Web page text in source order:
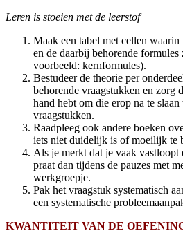
Leren is stoeien met de leerstof
Maak een tabel met cellen
en de daarbij behorende
voorbeeld: kernformules).
Bestudeer de theorie per
behorende vraagstukken en zorg
hand hebt om die erop na te
vraagstukken.
Raadpleeg ook andere boeken
iets niet duidelijk is of moeilijk te
Als je merkt dat je vaak vastloopt
praat dan tijdens de pauzes met
werkgroepje.
Pak het vraagstuk systematisch
een systematische
KWANTITEIT VAN DE